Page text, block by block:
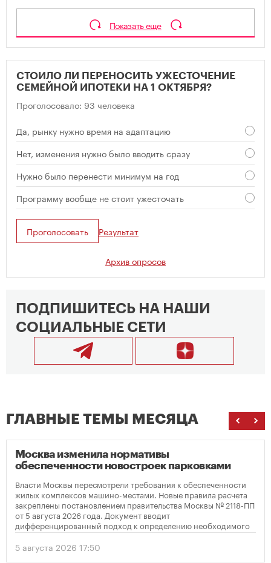
Показать еще
СТОИЛО ЛИ ПЕРЕНОСИТЬ УЖЕСТОЧЕНИЕ
СЕМЕЙНОЙ ИПОТЕКИ НА 1 ОКТЯБРЯ?
Проголосовало: 93 человека
Да, рынку нужно время на адаптацию
Нет, изменения нужно было вводить сразу
Нужно было перенести минимум на год
Программу вообще не стоит ужесточать
Проголосовать Результат
Архив опросов
ПОДПИШИТЕСЬ НА НАШИ
СОЦИАЛЬНЫЕ СЕТИ
ГЛАВНЫЕ ТЕМЫ МЕСЯЦА
Москва изменила нормативы
обеспеченности новостроек парковками
Власти Москвы пересмотрели требования к обеспеченности
жилых комплексов машино-местами. Новые правила расчета
закреплены постановлением правительства Москвы № 2118-ПП
от 5 августа 2026 года. Документ вводит
дифференцированный подход к определению необходимого
количества парковок в зависимости от площади квартир и
устанавливает переходный период для уже согласованных
проектов.
5 августа 2026 17:50